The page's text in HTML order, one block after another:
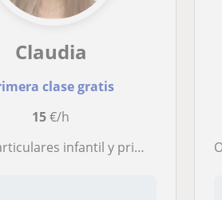
Claudia
clase gratis
15€/h
infantil y primaria en Castrelos